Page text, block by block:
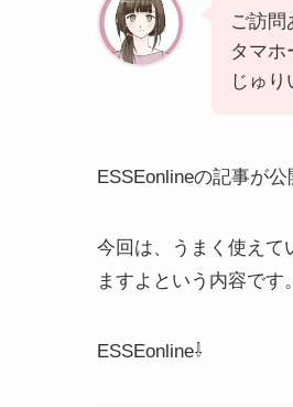
ご訪問
タマ
じゅり
ESSEonlineの記事が
今回は、うまく使えて
ますよという内容です。
ESSEonline⇩